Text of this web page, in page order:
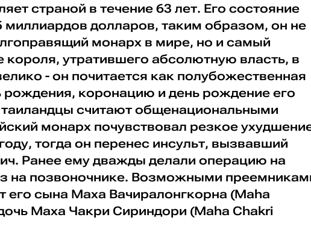
страной в течение 63 лет. Его состояние
миллиардов долларов, таким образом, он не
монарх в мире, но и самый
короля, утратившего абсолютную власть, в
- он почитается как полубожественная
рождения, коронацию и день рождение его
таиландцы считают общенациональными
монарх почувствовал резкое
тогда он перенес инсульт, вызвавший
Ранее ему дважды делали операцию на
на позвоночнике. Возможными
его сына Маха Вачиралонгкорна (Maha
Маха Чакри Сириндори (Maha Chakri